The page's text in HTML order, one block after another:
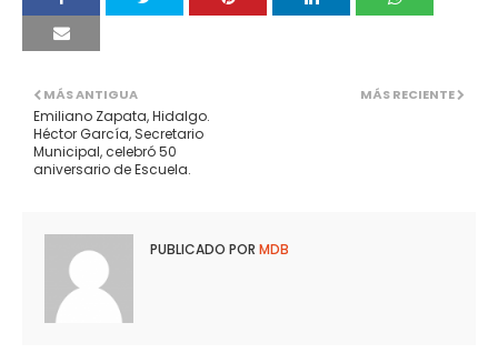
MÁS RECIENTE
MÁS ANTIGUA
Emiliano Zapata, Hidalgo.
Héctor García, Secretario
Municipal, celebró 50
aniversario de Escuela.
PUBLICADO POR MDB